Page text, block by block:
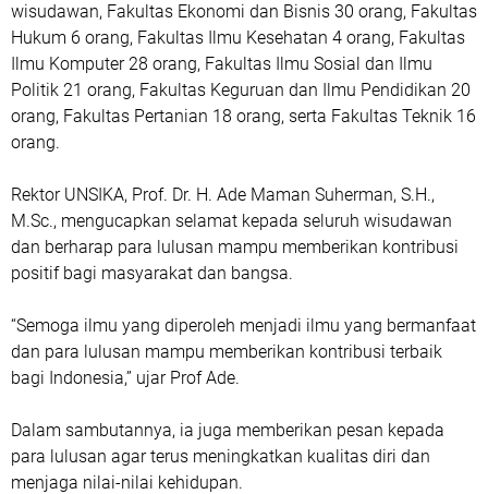
wisudawan, Fakultas Ekonomi dan Bisnis 30 orang, Fakultas
Hukum 6 orang, Fakultas Ilmu Kesehatan 4 orang, Fakultas
Ilmu Komputer 28 orang, Fakultas Ilmu Sosial dan Ilmu
Politik 21 orang, Fakultas Keguruan dan Ilmu Pendidikan 20
orang, Fakultas Pertanian 18 orang, serta Fakultas Teknik 16
orang.
Rektor UNSIKA, Prof. Dr. H. Ade Maman Suherman, S.H.,
M.Sc., mengucapkan selamat kepada seluruh wisudawan
dan berharap para lulusan mampu memberikan kontribusi
positif bagi masyarakat dan bangsa.
“Semoga ilmu yang diperoleh menjadi ilmu yang bermanfaat
dan para lulusan mampu memberikan kontribusi terbaik
bagi Indonesia,” ujar Prof Ade.
Dalam sambutannya, ia juga memberikan pesan kepada
para lulusan agar terus meningkatkan kualitas diri dan
menjaga nilai-nilai kehidupan.